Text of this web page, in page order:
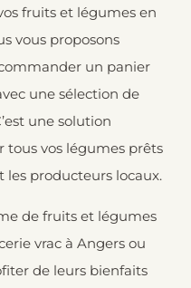
fruits et légumes en
vous proposons
un panier
une sélection de
une solution
tous vos légumes prêts
les producteurs locaux.
de fruits et légumes
vrac à Angers ou
de leurs bienfaits